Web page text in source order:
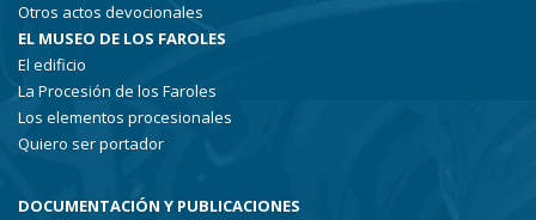
Otros actos devocionales
EL MUSEO DE LOS FAROLES
El edificio
La Procesión de los Faroles
Los elementos procesionales
Quiero ser portador
DOCUMENTACIÓN Y PUBLICACIONES